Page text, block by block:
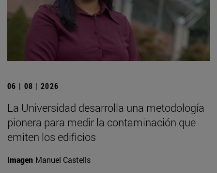
06 | 08 | 2026
La Universidad desarrolla una metodología
pionera para medir la contaminación que
emiten los edificios
Imagen Manuel Castells